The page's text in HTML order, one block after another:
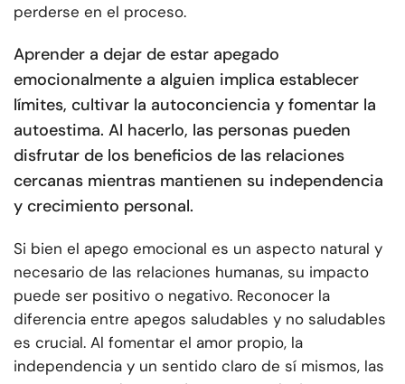
perderse en el proceso.
Aprender a dejar de estar apegado
emocionalmente a alguien implica establecer
límites, cultivar la autoconciencia y fomentar la
autoestima. Al hacerlo, las personas pueden
disfrutar de los beneficios de las relaciones
cercanas mientras mantienen su independencia
y crecimiento personal.
Si bien el apego emocional es un aspecto natural y
necesario de las relaciones humanas, su impacto
puede ser positivo o negativo. Reconocer la
diferencia entre apegos saludables y no saludables
es crucial. Al fomentar el amor propio, la
independencia y un sentido claro de sí mismos, las